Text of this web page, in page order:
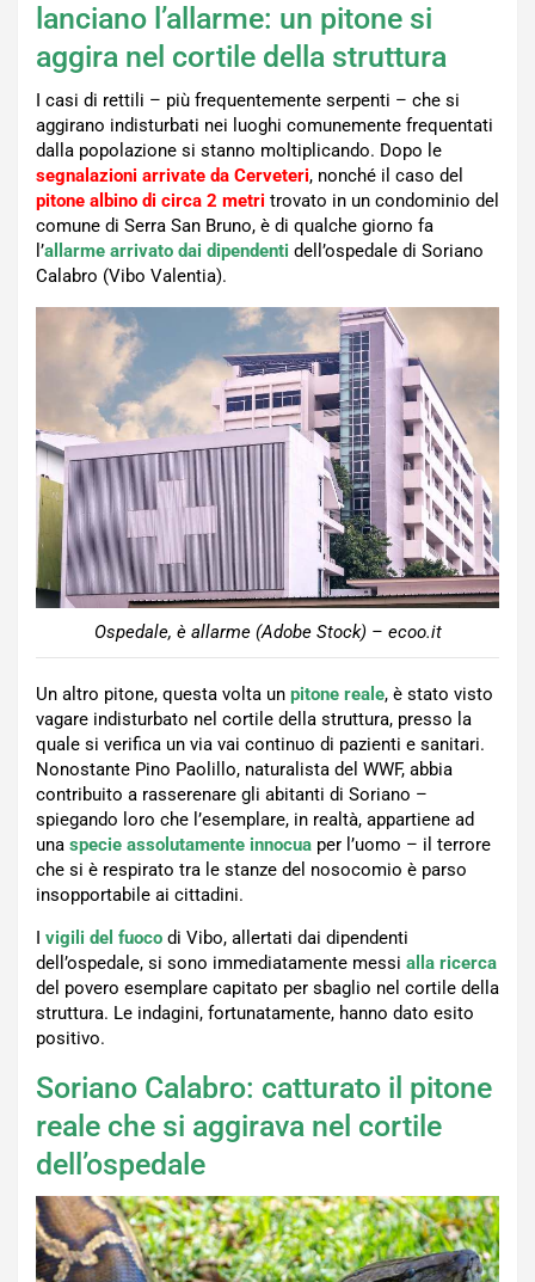
lanciano l’allarme: un pitone si
aggira nel cortile della struttura
I casi di rettili – più frequentemente serpenti – che si
aggirano indisturbati nei luoghi comunemente frequentati
dalla popolazione si stanno moltiplicando. Dopo le
segnalazioni arrivate da Cerveteri, nonché il caso del
pitone albino di circa 2 metri trovato in un condominio del
comune di Serra San Bruno, è di qualche giorno fa
l’allarme arrivato dai dipendenti dell’ospedale di Soriano
Calabro (Vibo Valentia).
Ospedale, è allarme (Adobe Stock) – ecoo.it
Un altro pitone, questa volta un pitone reale, è stato visto
vagare indisturbato nel cortile della struttura, presso la
quale si verifica un via vai continuo di pazienti e sanitari.
Nonostante Pino Paolillo, naturalista del WWF, abbia
contribuito a rasserenare gli abitanti di Soriano –
spiegando loro che l’esemplare, in realtà, appartiene ad
una specie assolutamente innocua per l’uomo – il terrore
che si è respirato tra le stanze del nosocomio è parso
insopportabile ai cittadini.
I vigili del fuoco di Vibo, allertati dai dipendenti
dell’ospedale, si sono immediatamente messi alla ricerca
del povero esemplare capitato per sbaglio nel cortile della
struttura. Le indagini, fortunatamente, hanno dato esito
positivo.
Soriano Calabro: catturato il pitone
reale che si aggirava nel cortile
dell’ospedale